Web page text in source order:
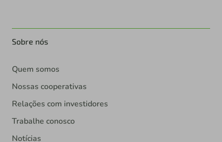
Sobre nós
Quem somos
Nossas cooperativas
Relações com investidores
Trabalhe conosco
Notícias